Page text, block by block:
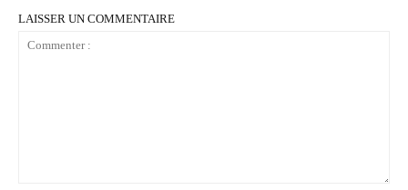
LAISSER UN COMMENTAIRE